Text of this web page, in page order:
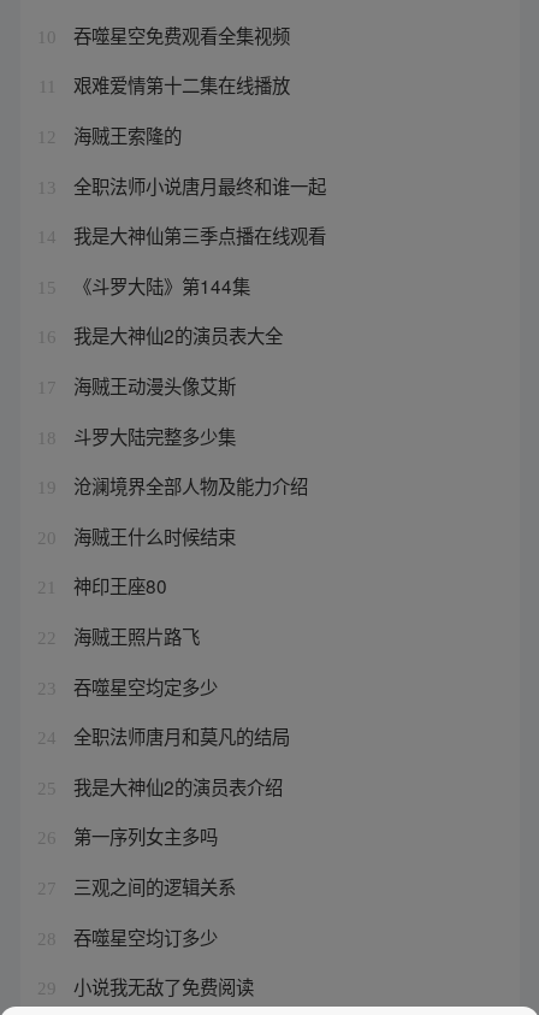
10 吞噬星空免费观看全集视频
艰难爱情第十二集在线播放
12 海贼王索隆的
13 全职法师小说唐月最终和谁一起
14 我是大神仙第三季点播在线观看
15 《斗罗大陆》第144集
16 我是大神仙2的演员表大全
17 海贼王动漫头像艾斯
18 斗罗大陆完整多少集
19 沧澜境界全部人物及能力介绍
20 海贼王什么时候结束
21 神印王座80
22 海贼王照片路飞
23 吞噬星空均定多少
24 全职法师唐月和莫凡的结局
25 我是大神仙2的演员表介绍
26 第一序列女主多吗
27 三观之间的逻辑关系
28 吞噬星空均订多少
29 小说我无敌了免费阅读